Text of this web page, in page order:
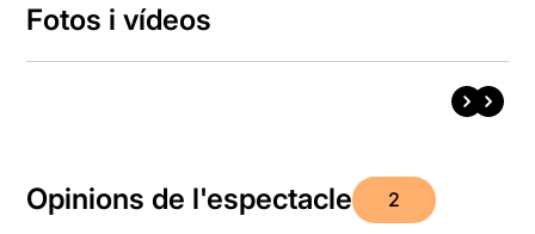
Fotos i vídeos
Opinions de l'espectacle 2